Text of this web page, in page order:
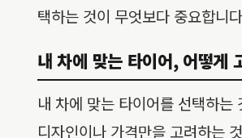
택하는 것이 무엇보다 중요합니
내 차에 맞는 타이어, 어떻게
내 차에 맞는 타이어를 선택하는
디자인이나 가격만을 고려하는